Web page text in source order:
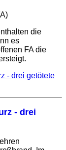
)
die
es
FAdie
- drei getötete
- drei